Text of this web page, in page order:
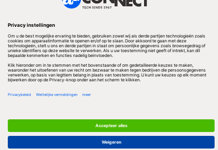
Volg ons
Redactionele partner
Algemene Voorwaarden & Copyrights